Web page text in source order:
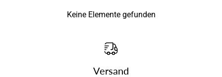
Keine Elemente gefunden
Versand